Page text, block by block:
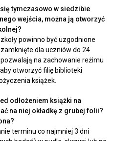
tymczasowo w siedzibie
wejścia, można ją otworzyć
powinno być uzgodnione
dla uczniów do 24
na zachowanie reżimu
otworzyć filię biblioteki
książek.
odłożeniem książki na
na niej okładkę z grubej folii?
terminu co najmniej 3 dni